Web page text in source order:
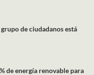
de ciudadanos está
de energía renovable para